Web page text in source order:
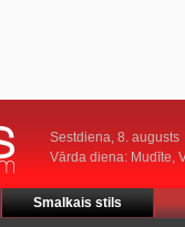
Sestdiena, 8. augusts
Vārda diena: Mudīte,
Smalkais stils